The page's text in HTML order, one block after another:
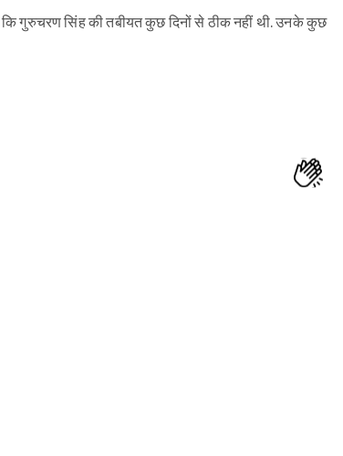
कि गुरुचरण सिंह की तबीयत कुछ दिनों से ठीक नहीं थी. उनके कुछ